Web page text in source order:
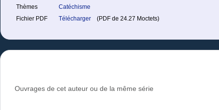
Thèmes
Catéchisme
Fichier PDF
Télécharger (PDF de 24.27 Moctets)
Ouvrages de cet auteur ou de la même série